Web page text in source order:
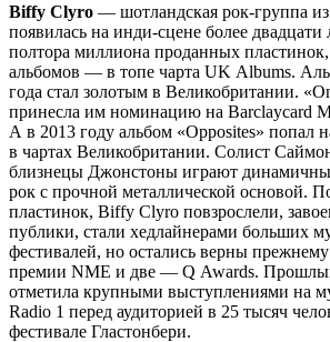
Biffy Clyro — шотландская рок-группа
появилась на инди-сцене более двадцати
полтора миллиона проданных
альбомов — в топе чарта UK Albums.
года стал золотым в Великобритании.
принесла им номинацию на Barclaycard
А в 2013 году альбом «Opposites» попал
в чартах Великобритании. Солист
близнецы Джонстоны играют
рок с прочной металлической основой.
пластинок, Biffy Clyro повзрослели,
публики, стали хедлайнерами больших
фестивалей, но остались верны
премии NME и две — Q Awards.
отметила крупными выступлениями на
Radio 1 перед аудиторией в 25 тысяч
фестивале Гластонбери.